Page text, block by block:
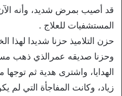
قد أصيب بمرض شديد، وأنه
المستشفيات للعلاج .
حزن التلاميذ حزنا شديدا لهذا
وحزنا صديقه عمرالذي ذهب
الهدايا، واشترى هدية ثم
زياد، وكانت المفاجأة التي لم